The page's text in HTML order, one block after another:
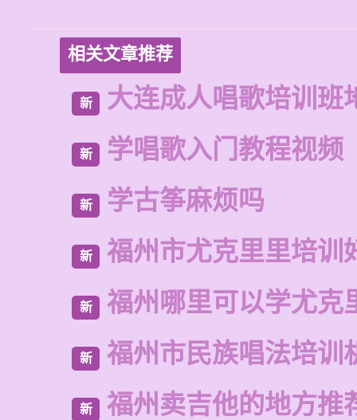
相关文章推荐
新 大连成人唱歌培训班
新 学唱歌入门教程视频
新 学古筝麻烦吗
新 福州市尤克里里培训
新 福州哪里可以学尤克
新 福州市民族唱法培训
新 福州卖吉他的地方推